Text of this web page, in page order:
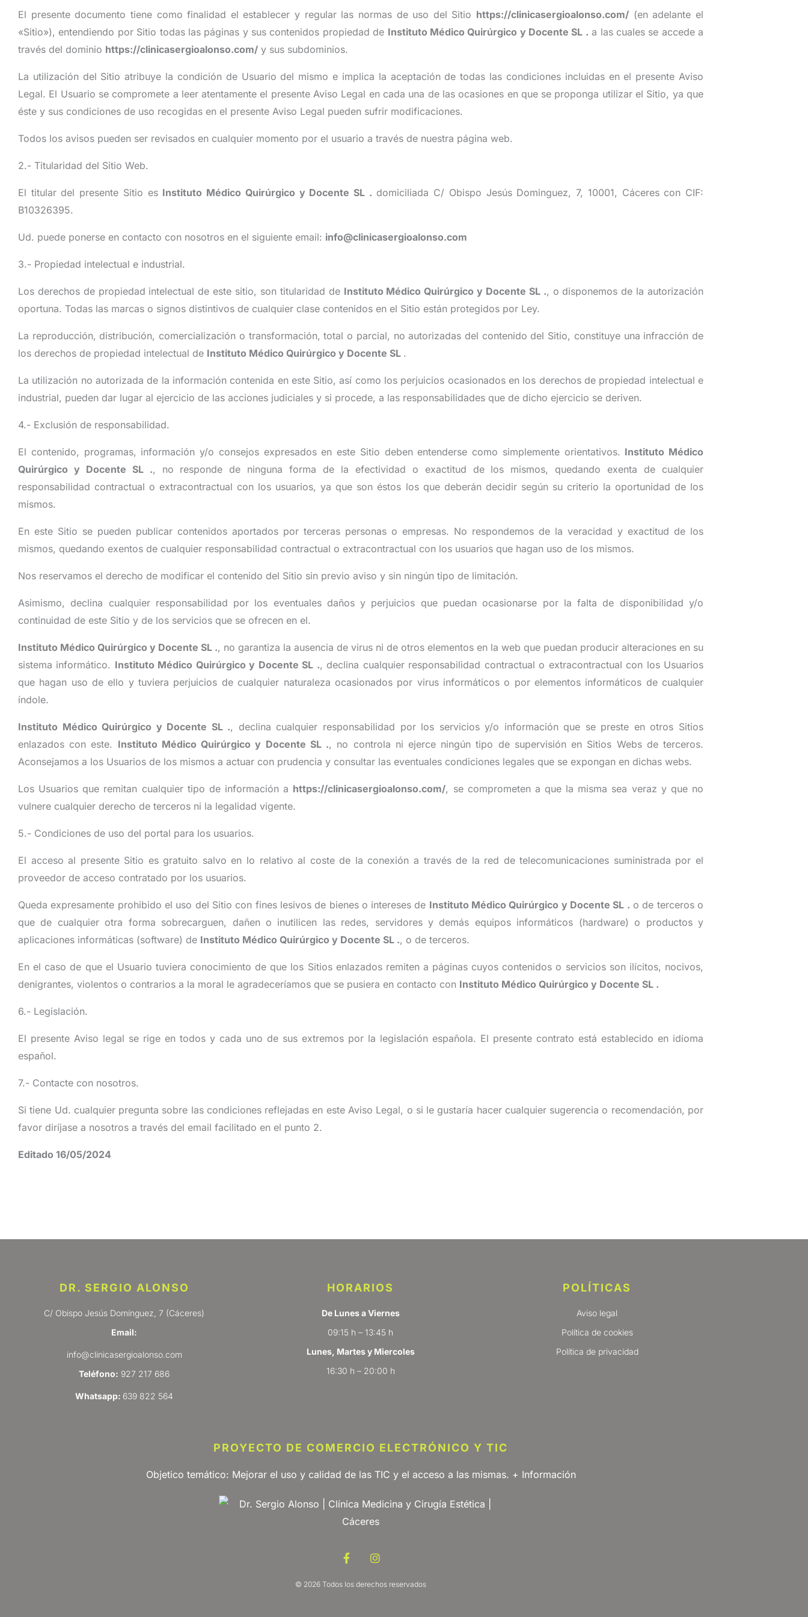
El presente documento tiene como finalidad el establecer y regular las normas de uso del Sitio https://clinicasergioalonso.com/ (en adelante el
«Sitio»), entendiendo por Sitio todas las páginas y sus contenidos propiedad de Instituto Médico Quirúrgico y Docente SL . a las cuales se accede a
través del dominio https://clinicasergioalonso.com/ y sus subdominios.
La utilización del Sitio atribuye la condición de Usuario del mismo e implica la aceptación de todas las condiciones incluidas en el presente Aviso
Legal. El Usuario se compromete a leer atentamente el presente Aviso Legal en cada una de las ocasiones en que se proponga utilizar el Sitio, ya que
éste y sus condiciones de uso recogidas en el presente Aviso Legal pueden sufrir modificaciones.
Todos los avisos pueden ser revisados en cualquier momento por el usuario a través de nuestra página web.
2.- Titularidad del Sitio Web.
El titular del presente Sitio es Instituto Médico Quirúrgico y Docente SL . domiciliada C/ Obispo Jesús Dominguez, 7, 10001, Cáceres con CIF:
B10326395.
Ud. puede ponerse en contacto con nosotros en el siguiente email: info@clinicasergioalonso.com
3.- Propiedad intelectual e industrial.
Los derechos de propiedad intelectual de este sitio, son titularidad de Instituto Médico Quirúrgico y Docente SL ., o disponemos de la autorización
oportuna. Todas las marcas o signos distintivos de cualquier clase contenidos en el Sitio están protegidos por Ley.
La reproducción, distribución, comercialización o transformación, total o parcial, no autorizadas del contenido del Sitio, constituye una infracción de
los derechos de propiedad intelectual de Instituto Médico Quirúrgico y Docente SL .
La utilización no autorizada de la información contenida en este Sitio, así como los perjuicios ocasionados en los derechos de propiedad intelectual e
industrial, pueden dar lugar al ejercicio de las acciones judiciales y si procede, a las responsabilidades que de dicho ejercicio se deriven.
4.- Exclusión de responsabilidad.
El contenido, programas, información y/o consejos expresados en este Sitio deben entenderse como simplemente orientativos. Instituto Médico
Quirúrgico y Docente SL ., no responde de ninguna forma de la efectividad o exactitud de los mismos, quedando exenta de cualquier
responsabilidad contractual o extracontractual con los usuarios, ya que son éstos los que deberán decidir según su criterio la oportunidad de los
mismos.
En este Sitio se pueden publicar contenidos aportados por terceras personas o empresas. No respondemos de la veracidad y exactitud de los
mismos, quedando exentos de cualquier responsabilidad contractual o extracontractual con los usuarios que hagan uso de los mismos.
Nos reservamos el derecho de modificar el contenido del Sitio sin previo aviso y sin ningún tipo de limitación.
Asimismo, declina cualquier responsabilidad por los eventuales daños y perjuicios que puedan ocasionarse por la falta de disponibilidad y/o
continuidad de este Sitio y de los servicios que se ofrecen en el.
Instituto Médico Quirúrgico y Docente SL ., no garantiza la ausencia de virus ni de otros elementos en la web que puedan producir alteraciones en su
sistema informático. Instituto Médico Quirúrgico y Docente SL ., declina cualquier responsabilidad contractual o extracontractual con los Usuarios
que hagan uso de ello y tuviera perjuicios de cualquier naturaleza ocasionados por virus informáticos o por elementos informáticos de cualquier
índole.
Instituto Médico Quirúrgico y Docente SL ., declina cualquier responsabilidad por los servicios y/o información que se preste en otros Sitios
enlazados con este. Instituto Médico Quirúrgico y Docente SL ., no controla ni ejerce ningún tipo de supervisión en Sitios Webs de terceros.
Aconsejamos a los Usuarios de los mismos a actuar con prudencia y consultar las eventuales condiciones legales que se expongan en dichas webs.
Los Usuarios que remitan cualquier tipo de información a https://clinicasergioalonso.com/, se comprometen a que la misma sea veraz y que no
vulnere cualquier derecho de terceros ni la legalidad vigente.
5.- Condiciones de uso del portal para los usuarios.
El acceso al presente Sitio es gratuito salvo en lo relativo al coste de la conexión a través de la red de telecomunicaciones suministrada por el
proveedor de acceso contratado por los usuarios.
Queda expresamente prohibido el uso del Sitio con fines lesivos de bienes o intereses de Instituto Médico Quirúrgico y Docente SL . o de terceros o
que de cualquier otra forma sobrecarguen, dañen o inutilicen las redes, servidores y demás equipos informáticos (hardware) o productos y
aplicaciones informáticas (software) de Instituto Médico Quirúrgico y Docente SL ., o de terceros.
En el caso de que el Usuario tuviera conocimiento de que los Sitios enlazados remiten a páginas cuyos contenidos o servicios son ilícitos, nocivos,
denigrantes, violentos o contrarios a la moral le agradeceríamos que se pusiera en contacto con Instituto Médico Quirúrgico y Docente SL .
6.- Legislación.
El presente Aviso legal se rige en todos y cada uno de sus extremos por la legislación española. El presente contrato está establecido en idioma
español.
7.- Contacte con nosotros.
Si tiene Ud. cualquier pregunta sobre las condiciones reflejadas en este Aviso Legal, o si le gustaría hacer cualquier sugerencia o recomendación, por
favor diríjase a nosotros a través del email facilitado en el punto 2.
Editado 16/05/2024
DR. SERGIO ALONSO
C/ Obispo Jesús Domínguez, 7 (Cáceres)
Email:
info@clinicasergioalonso.com
Teléfono: 927 217 686
Whatsapp: 639 822 564
HORARIOS
De Lunes a Viernes
09:15 h – 13:45 h
Lunes, Martes y Miercoles
16:30 h – 20:00 h
POLÍTICAS
Aviso legal
Política de cookies
Política de privacidad
PROYECTO DE COMERCIO ELECTRÓNICO Y TIC
Objetico temático: Mejorar el uso y calidad de las TIC y el acceso a las mismas. + Información
F
a
e
I
n
t
© 2026 Todos los derechos reservados